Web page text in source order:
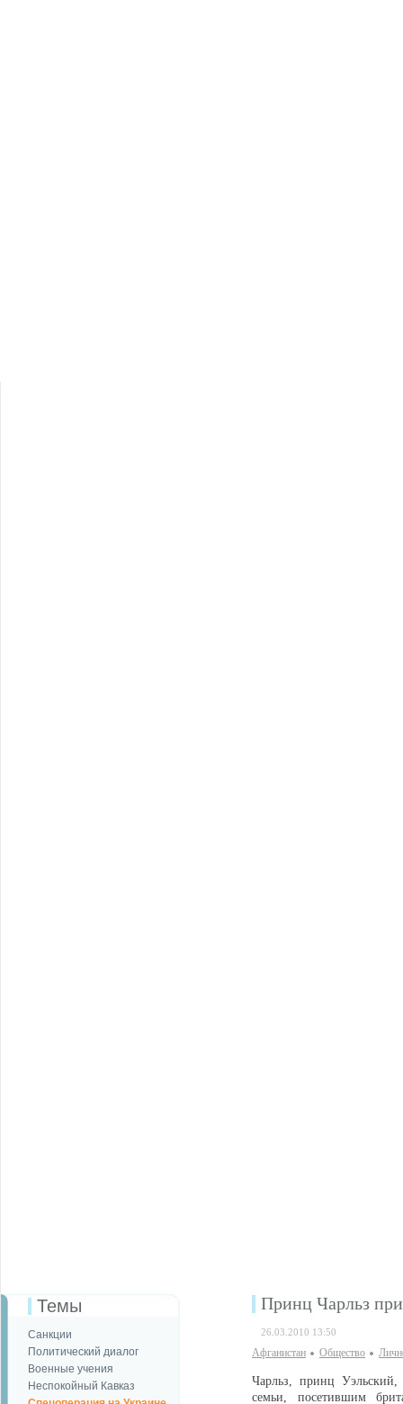
Темы
Санкции
Политический диалог
Военные учения
Неспокойный Кавказ
Принц Чарльз
26.03.2010 13:50
Афганистан Общество
Чарльз, принц Уэльский,
семьи, посетившим